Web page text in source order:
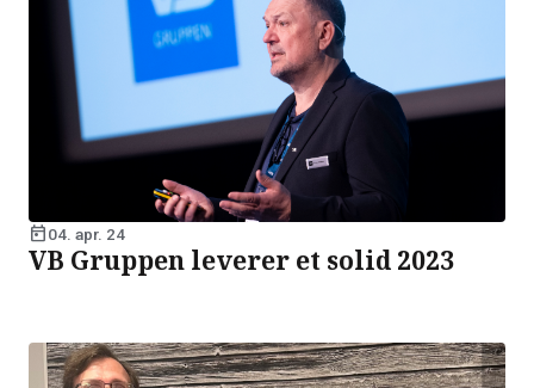
today04. apr. 24
VB Gruppen leverer et solid 2023